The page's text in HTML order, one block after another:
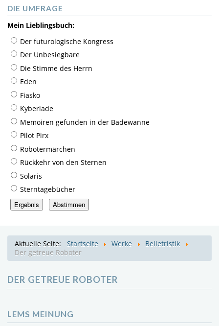
DIE UMFRAGE
Mein Lieblingsbuch:
Der futurologische Kongress
Der Unbesiegbare
Die Stimme des Herrn
Eden
Fiasko
Kyberiade
Memoiren gefunden in der Badewanne
Pilot Pirx
Robotermärchen
Rückkehr von den Sternen
Solaris
Sterntagebücher
Aktuelle Seite: Startseite Werke
Belletristik
Der getreue Roboter
DER GETREUE ROBOTER
LEMS MEINUNG